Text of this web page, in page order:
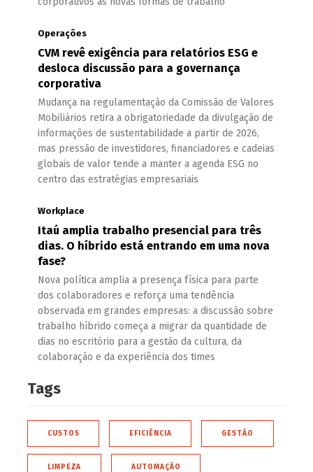
Operações
CVM revê exigência para relatórios ESG e
desloca discussão para a governança
corporativa
Mudança na regulamentação da Comissão de Valores
Mobiliários retira a obrigatoriedade da divulgação de
informações de sustentabilidade a partir de 2026,
mas pressão de investidores, financiadores e cadeias
globais de valor tende a manter a agenda ESG no
centro das estratégias empresariais
Workplace
Itaú amplia trabalho presencial para três
dias. O híbrido está entrando em uma nova
fase?
Nova política amplia a presença física para parte
dos colaboradores e reforça uma tendência
observada em grandes empresas: a discussão sobre
trabalho híbrido começa a migrar da quantidade de
dias no escritório para a gestão da cultura, da
colaboração e da experiência dos times
Tags
CUSTOS EFICIÊNCIA GESTÃO
LIMPEZA AUTOMAÇÃO